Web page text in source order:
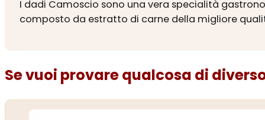
I dadi Camoscio sono una vera specialità
composto da estratto di carne della migliore
Se vuoi provare qualcosa di